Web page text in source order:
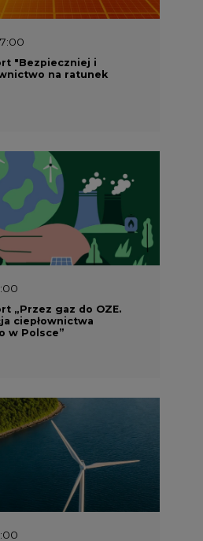
"Bezpieczniej i
na ratunek
„Przez gaz do OZE.
ciepłownictwa
w Polsce”